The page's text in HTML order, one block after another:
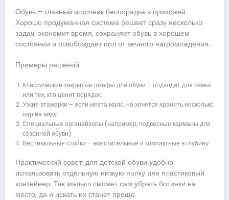
Обувь – главный источник беспорядка в прихожей.
Хорошо продуманная система решает сразу несколько
задач: экономит время, сохраняет обувь в хорошем
состоянии и освобождает пол от вечного нагромождения.
Примеры решений:
Классические закрытые шкафы для обуви – подходят для семьи
или тех, кто ценит порядок.
Узкие этажерки – если места мало, но хочется хранить несколько
пар на виду.
Специальные органайзеры (например, подвесные карманы для
сезонной обуви).
Вертикальные стойки – вместительные и компактные в глубину.
Практический совет: для детской обуви удобно
использовать отдельную низкую полку или пластиковый
контейнер. Так малыш сможет сам убрать ботинки на
место, да и искать их станет проще.